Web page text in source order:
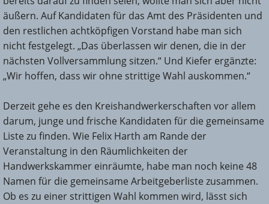
äußern. Auf Kandidaten für das Amt des Präsidenten und
den restlichen achtköpfigen Vorstand habe man sich
nicht festgelegt. „Das überlassen wir denen, die in der
nächsten Vollversammlung sitzen.“ Und Kiefer ergänzte:
„Wir hoffen, dass wir ohne strittige Wahl auskommen.“
Derzeit gehe es den Kreishandwerkerschaften vor allem
darum, junge und frische Kandidaten für die gemeinsame
Liste zu finden. Wie Felix Harth am Rande der
Veranstaltung in den Räumlichkeiten der
Handwerkskammer einräumte, habe man noch keine 48
Namen für die gemeinsame Arbeitgeberliste zusammen.
Ob es zu einer strittigen Wahl kommen wird, lässt sich